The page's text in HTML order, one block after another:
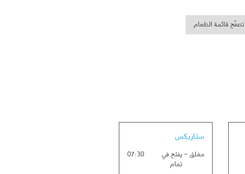
تصفّح قائمة الطعام
ستاربكس
مغلق - يفتح في
تمام
07:30